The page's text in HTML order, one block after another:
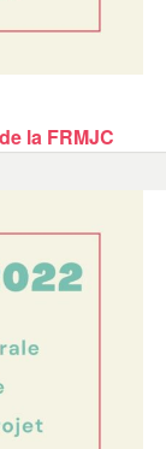
la FRMJC